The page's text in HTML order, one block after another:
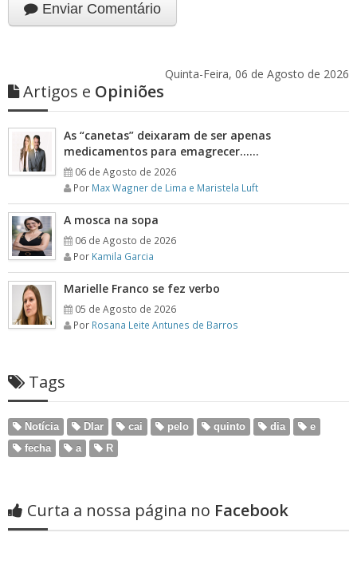
Enviar Comentário
Quinta-Feira, 06 de Agosto de 2026
Artigos e Opiniões
As “canetas” deixaram de ser apenas
medicamentos para emagrecer……
06 de Agosto de 2026
Por Max Wagner de Lima e Maristela Luft
A mosca na sopa
06 de Agosto de 2026
Por Kamila Garcia
Marielle Franco se fez verbo
05 de Agosto de 2026
Por Rosana Leite Antunes de Barros
Tags
Notícia Dlar cai pelo quinto dia
e
fecha
a R
Curta a nossa página no Facebook